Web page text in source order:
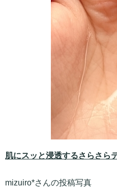
肌にスッと浸透するさらさら
mizuiro*さんの投稿写真